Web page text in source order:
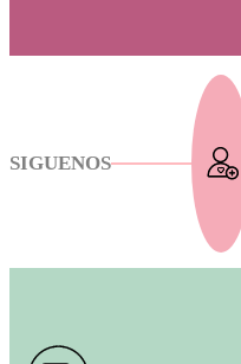
SIGUENOS